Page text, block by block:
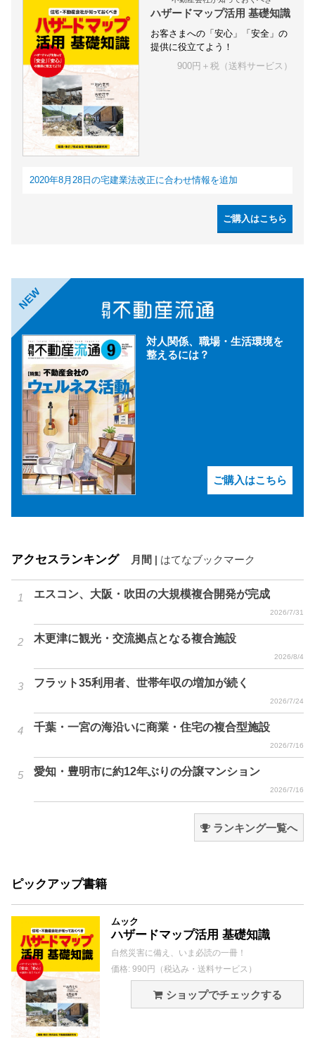
ハザードマップ活用 基礎知識
お客さまへの「安心」「安全」の
提供に役立てよう！
900円＋税（送料サービス）
2020年8月28日の宅建業法改正に合わせ情報を追加
ご購入はこちら
NEW
対人関係、職場・生活環境を
整えるには？
ご購入はこちら
アクセスランキング 月間 はてなブックマーク
エスコン、大阪・吹田の大規模複合開発が完成
2026/7/31
木更津に観光・交流拠点となる複合施設
2026/8/4
フラット35利用者、世帯年収の増加が続く
2026/7/24
千葉・一宮の海沿いに商業・住宅の複合型施設
2026/7/16
愛知・豊明市に約12年ぶりの分譲マンション
2026/7/16
ランキング一覧へ
ピックアップ書籍
ムック
ハザードマップ活用 基礎知識
自然災害に備え、いま必読の一冊！
価格: 990円（税込み・送料サービス）
ショップでチェックする